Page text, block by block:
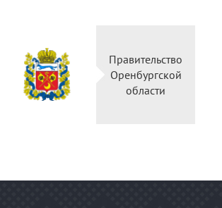
Правительство
Оренбургской
области